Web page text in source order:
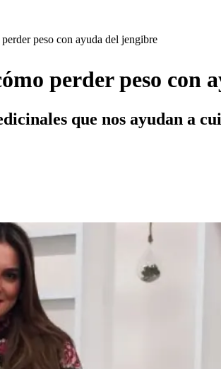
peso con ayuda del jengibre
perder peso con
que nos ayudan a